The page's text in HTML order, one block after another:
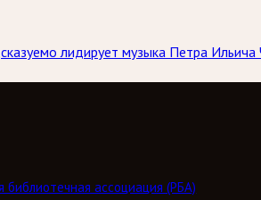
лидирует музыка Петра Ильича
библиотечная ассоциация (РБА)